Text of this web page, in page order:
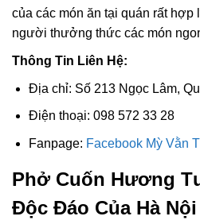
của các món ăn tại quán rất hợp
người thưởng thức các món
Thông Tin Liên Hệ:
Địa chỉ: Số 213 Ngọc Lâm,
Điện thoại: 098 572 33 28
Fanpage: Facebook Mỳ Vằn
Phở Cuốn Hương
Độc Đáo Của Hà Nội